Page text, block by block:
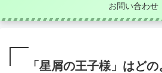
お問い合わせ
「星屑の王子様」はど